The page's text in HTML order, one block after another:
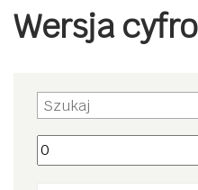
Wersja